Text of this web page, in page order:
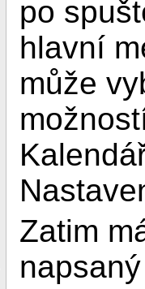
po
hlavní
může
Zatim